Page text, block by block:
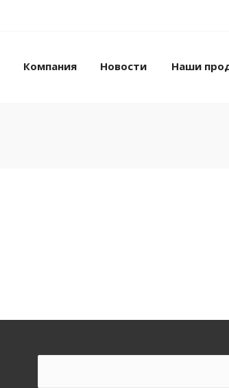
Компания Новости Наши